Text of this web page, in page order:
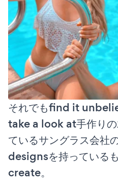
それでもfind it
take a look at手作りの
ているサングラス会
designsを持っている
create。